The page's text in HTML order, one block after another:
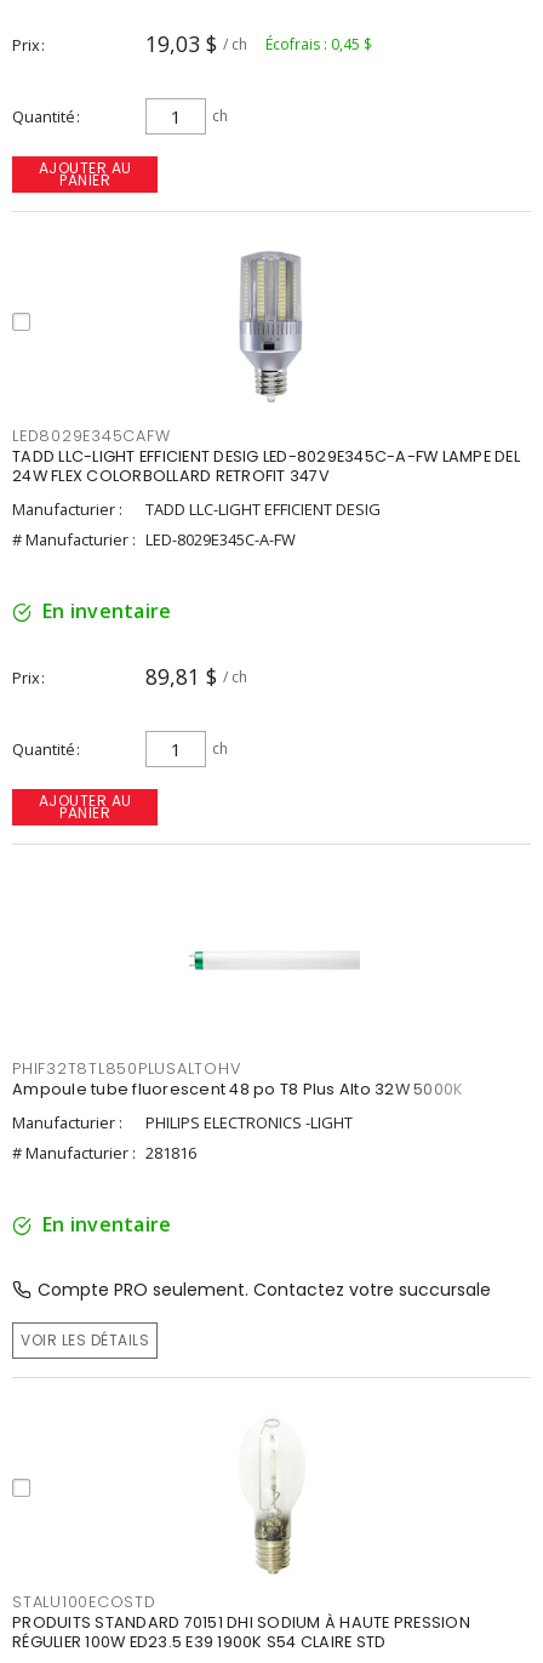
Prix 19,03 $ / ch Écofrais : 0,45 $
Quantité ch
AJOUTER AU
PANIER
LED8029E345CAFW
TADD LLC-LIGHT EFFICIENT DESIG LED-8029E345C-A-FW LAMPE DEL
24W FLEX COLORBOLLARD RETROFIT 347V
Manufacturier :
TADD LLC-LIGHT EFFICIENT DESIG
# Manufacturier : LED-8029E345C-A-FW
En inventaire
Prix 89,81 $ / ch
Quantité ch
AJOUTER AU
PANIER
PHIF32T8TL850PLUSALTOHV
Ampoule tube fluorescent 48 po T8 Plus Alto 32W 5000K
Manufacturier :
PHILIPS ELECTRONICS -LIGHT
# Manufacturier : 281816
En inventaire
Compte PRO seulement. Contactez votre succursale
VOIR LES DÉTAILS
STALU100ECOSTD
PRODUITS STANDARD 70151 DHI SODIUM À HAUTE PRESSION
RÉGULIER 100W ED23.5 E39 1900K S54 CLAIRE STD